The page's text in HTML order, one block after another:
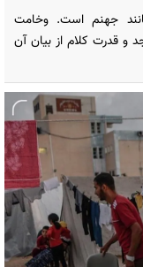
جهنم است. وخامت
قدرت کلام از بیان آن